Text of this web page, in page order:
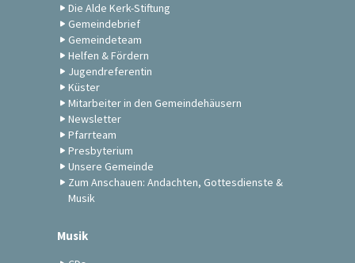
Die Alde Kerk-Stiftung
Gemeindebrief
Gemeindeteam
Helfen & Fördern
Jugendreferentin
Küster
Mitarbeiter in den Gemeindehäusern
Newsletter
Pfarrteam
Presbyterium
Unsere Gemeinde
Zum Anschauen: Andachten, Gottesdienste &
Musik
Musik